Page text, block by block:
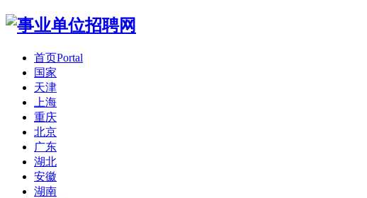
首页Portal
国家
天津
上海
重庆
北京
广东
湖北
安徽
湖南